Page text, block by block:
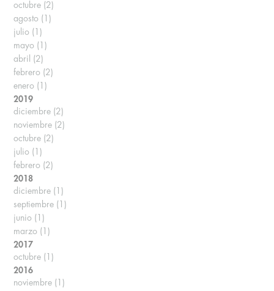
octubre (2)
agosto (1)
julio (1)
mayo (1)
abril (2)
febrero (2)
enero (1)
2019
diciembre (2)
noviembre (2)
octubre (2)
julio (1)
febrero (2)
2018
diciembre (1)
septiembre (1)
junio (1)
marzo (1)
2017
octubre (1)
2016
noviembre (1)